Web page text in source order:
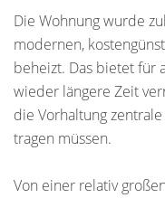
Die Wohnung wurde
modernen,
beheizt. Das bietet für
wieder längere Zeit
die Vorhaltung
tragen müssen.
Von einer relativ